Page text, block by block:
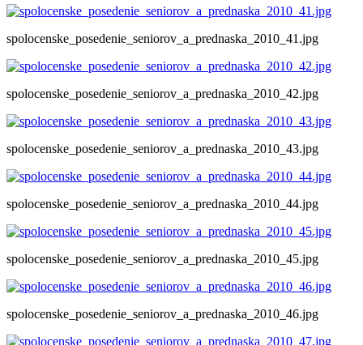
spolocenske_posedenie_seniorov_a_prednaska_2010_41.jpg
spolocenske_posedenie_seniorov_a_prednaska_2010_42.jpg
spolocenske_posedenie_seniorov_a_prednaska_2010_43.jpg
spolocenske_posedenie_seniorov_a_prednaska_2010_44.jpg
spolocenske_posedenie_seniorov_a_prednaska_2010_45.jpg
spolocenske_posedenie_seniorov_a_prednaska_2010_46.jpg